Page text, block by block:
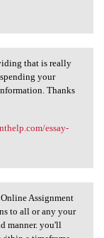
that is really
your
Thanks
essay-
post.
Assignment
to all or any your
manner. you'll